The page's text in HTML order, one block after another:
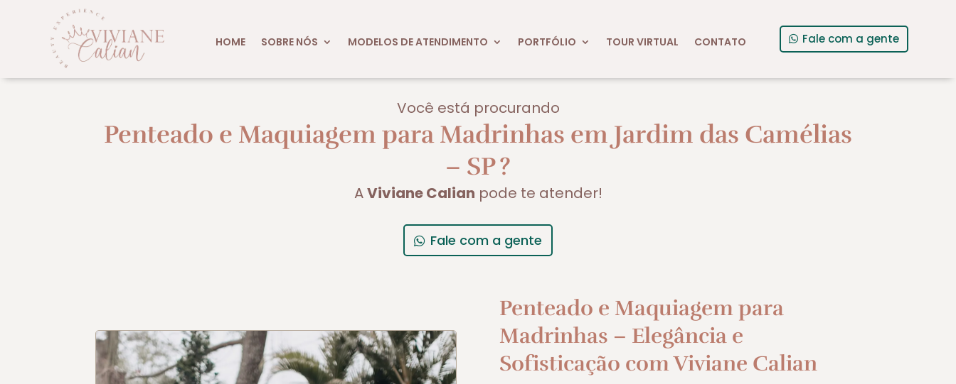
HOME SOBRE NÓS MODELOS DE ATENDIMENTO PORTFÓLIO TOUR VIRTUAL CONTATO Fale com a gente
Você está procurando
Penteado e Maquiagem para Madrinhas em Jardim das Camélias
– SP?
AViviane Calian pode te atender!
Fale com a gente
Penteado e Maquiagem para
Madrinhas – Elegância e
Sofisticação com Viviane Calian